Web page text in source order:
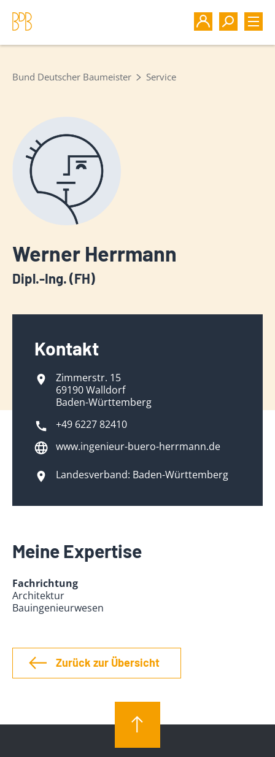
Bund Deutscher Baumeister Service
Werner Herrmann
Dipl.-Ing. (FH)
Kontakt
Zimmerstr. 15
69190 Walldorf
Baden-Württemberg
+49 6227 82410
www.ingenieur-buero-herrmann.de
Landesverband: Baden-Württemberg
Meine Expertise
Fachrichtung
Architektur
Bauingenieurwesen
Zurück zur Übersicht